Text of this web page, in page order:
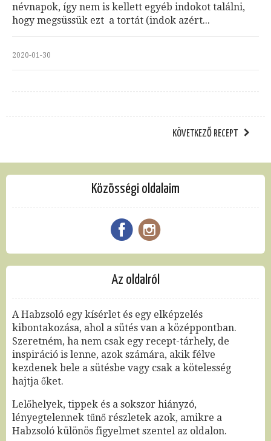
névnapok, így nem is kellett egyéb indokot találni,
hogy megsüssük ezt a tortát (indok azért...
2020-01-30
KÖVETKEZŐ RECEPT
Közösségi oldalaim
Az oldalról
A Habzsoló egy kísérlet és egy elképzelés
kibontakozása, ahol a sütés van a középpontban.
Szeretném, ha nem csak egy recept-tárhely, de
inspiráció is lenne, azok számára, akik félve
kezdenek bele a sütésbe vagy csak a kötelesség
hajtja őket.
Lelőhelyek, tippek és a sokszor hiányzó,
lényegtelennek tűnő részletek azok, amikre a
Habzsoló különös figyelmet szentel az oldalon.